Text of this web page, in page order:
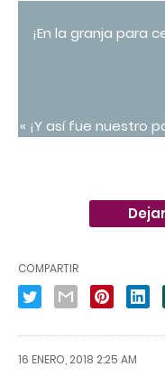
¡En la granja para
« ¡Y así fue nuestro
COMPARTIR
16 ENERO, 2018 2:25 AM